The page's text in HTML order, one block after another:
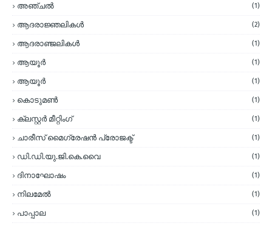
അഞ്ചല്‍ (1)
ആദരാജ്ഞലികള്‍ (2)
ആദരാഞ്ജലികള്‍ (1)
ആയൂര്‍ (1)
ആയൂർ (1)
കൊടുമണ്‍ (1)
ക്ലസ്റ്റര്‍ മീറ്റിംഗ് (1)
ചാരീസ് മൈഗ്രേഷന്‍ പ്രോജക്ട് (1)
ഡി.ഡി.യു.ജി.കെ.വൈ (1)
ദിനാഘോഷം (1)
നിലമേല്‍ (1)
പാപ്പാല (1)